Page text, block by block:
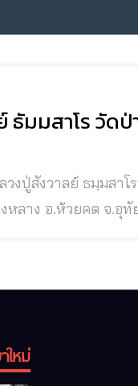
ธัมมสาโร วัด
โนราห์อ.ห้วยคต จ.อุทัยธานี หลวงปู่สังวาลย์ ธมฺมสาโร วัด
หลวงปู่สังวาลย์ ธมฺมสาโร ท่านเป็นหลานแท้ๆ ของ
ใหม่